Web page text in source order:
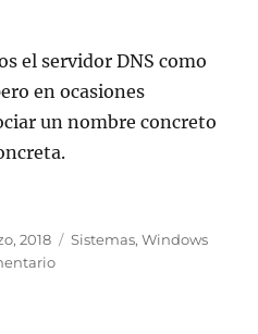
el servidor DNS como
en ocasiones
un nombre concreto
2018 Categorías
Sistemas,Windows
en